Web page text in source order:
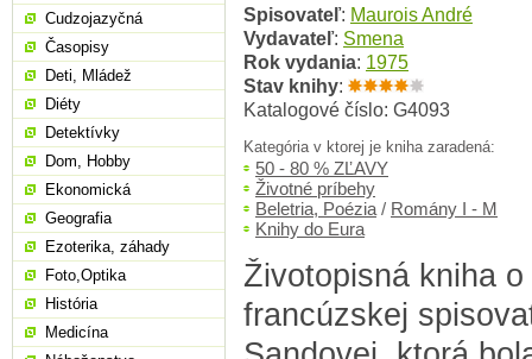
Spisovateľ: Maurois André
Vydavateľ: Smena
Rok vydania: 1975
Stav knihy:
Katalogové číslo: G4093
Kategória v ktorej je kniha zaradená:
50 - 80 % ZĽAVY
Životné príbehy
Beletria, Poézia / Romány I - M
Knihy do Eura
Životopisná kniha
francúzskej
Cudzojazyčná
Časopisy
Deti, Mládež
Diéty
Detektívky
Dom, Hobby
Ekonomická
Geografia
Ezoterika, záhady
Foto,Optika
História
Medicína